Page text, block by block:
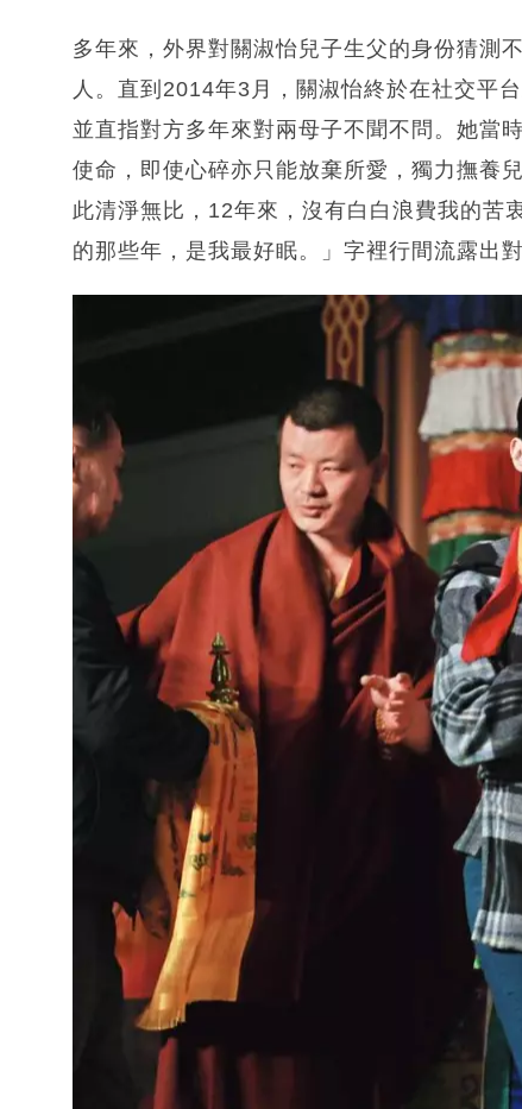
多年來，外界對關淑怡兒子生父的身份猜測
人。直到2014年3月，關淑怡終於在社交平
並直指對方多年來對兩母子不聞不問。她當
使命，即使心碎亦只能放棄所愛，獨力撫養
此清淨無比，12年來，沒有白白浪費我的苦
的那些年，是我最好眠。」字裡行間流露出